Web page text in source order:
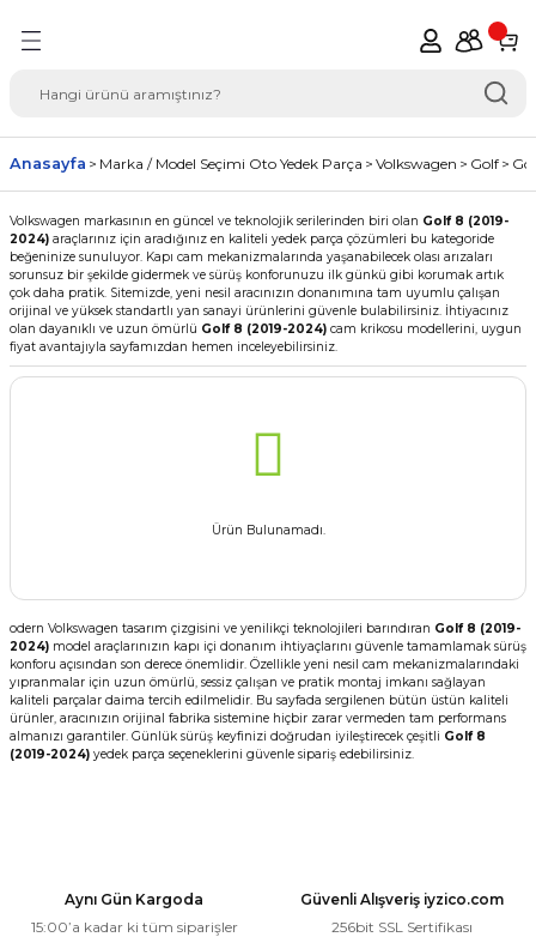
Seçimi Oto Yedek
Anasayfa Marka / Model Seçimi Oto Yedek Parça Volkswagen Golf
Volkswagen markasının en güncel ve teknolojik serilerinden biri olan Golf 8 (2019-
2024) araçlarınız için aradığınız en kaliteli yedek parça çözümleri bu kategoride
beğeninize sunuluyor. Kapı cam mekanizmalarında yaşanabilecek olası arızaları
sorunsuz bir şekilde gidermek ve sürüş konforunuzu ilk günkü gibi korumak artık
çok daha pratik. Sitemizde, yeni nesil aracınızın donanımına tam uyumlu çalışan
orijinal ve yüksek standartlı yan sanayi ürünlerini güvenle bulabilirsiniz. İhtiyacınız
olan dayanıklı ve uzun ömürlü Golf 8 (2019-2024) cam krikosu modellerini, uygun
fiyat avantajıyla sayfamızdan hemen inceleyebilirsiniz.
Ürün Bulunamadı.
odern Volkswagen tasarım çizgisini ve yenilikçi teknolojileri barındıran Golf 8 (2019-
2024) model araçlarınızın kapı içi donanım ihtiyaçlarını güvenle tamamlamak sürüş
konforu açısından son derece önemlidir. Özellikle yeni nesil cam mekanizmalarındaki
yıpranmalar için uzun ömürlü, sessiz çalışan ve pratik montaj imkanı sağlayan
kaliteli parçalar daima tercih edilmelidir. Bu sayfada sergilenen bütün üstün kaliteli
ürünler, aracınızın orijinal fabrika sistemine hiçbir zarar vermeden tam performans
almanızı garantiler. Günlük sürüş keyfinizi doğrudan iyileştirecek çeşitli Golf 8
(2019-2024) yedek parça seçeneklerini güvenle sipariş edebilirsiniz.
Aynı Gün Kargoda
15:00’a kadar ki tüm siparişler
Güvenli Alışveriş iyzico.com
256bit SSL Sertifikası